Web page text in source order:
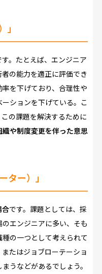
す。たとえば、エンジニア
の能力を適正に評価でき
を下げており、合理性や
ションを下げている。こ
の課題を解決するために
や制度変更を伴った意思
ター）」
合です。課題としては、採
エンジニアに多い、そも
の一つとして考えられて
たはジョブローテーショ
うなどがあるでしょう。